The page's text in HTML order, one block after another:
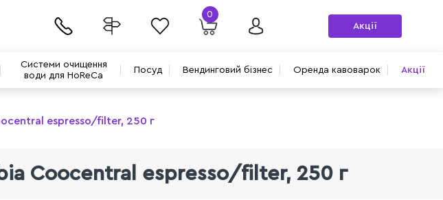
Системи очищення
води для HoReCa
Посуд Вендинговий бізнес Оренда кавоварок Акції
0
Акції
espresso/filter, 250 г
Coocentral espresso/filter, 250 г